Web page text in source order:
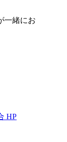
一緒にお
HP